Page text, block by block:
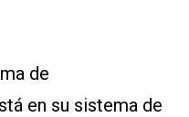
de
en su sistema de